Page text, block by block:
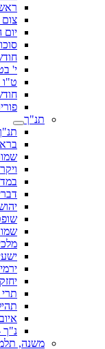
צום
יום
י'
תנ"ך
איוב
נ"ך
משנה,